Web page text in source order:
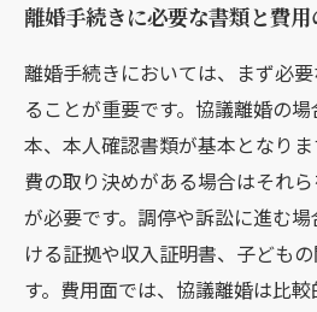
離婚手続きに必要な書類と費
離婚手続きにおいては、まず必
ることが重要です。協議離婚の
本、本人確認書類が基本となり
費の取り決めがある場合はそれ
が必要です。調停や訴訟に進む
ける証拠や収入証明書、子ども
す。費用面では、協議離婚は比